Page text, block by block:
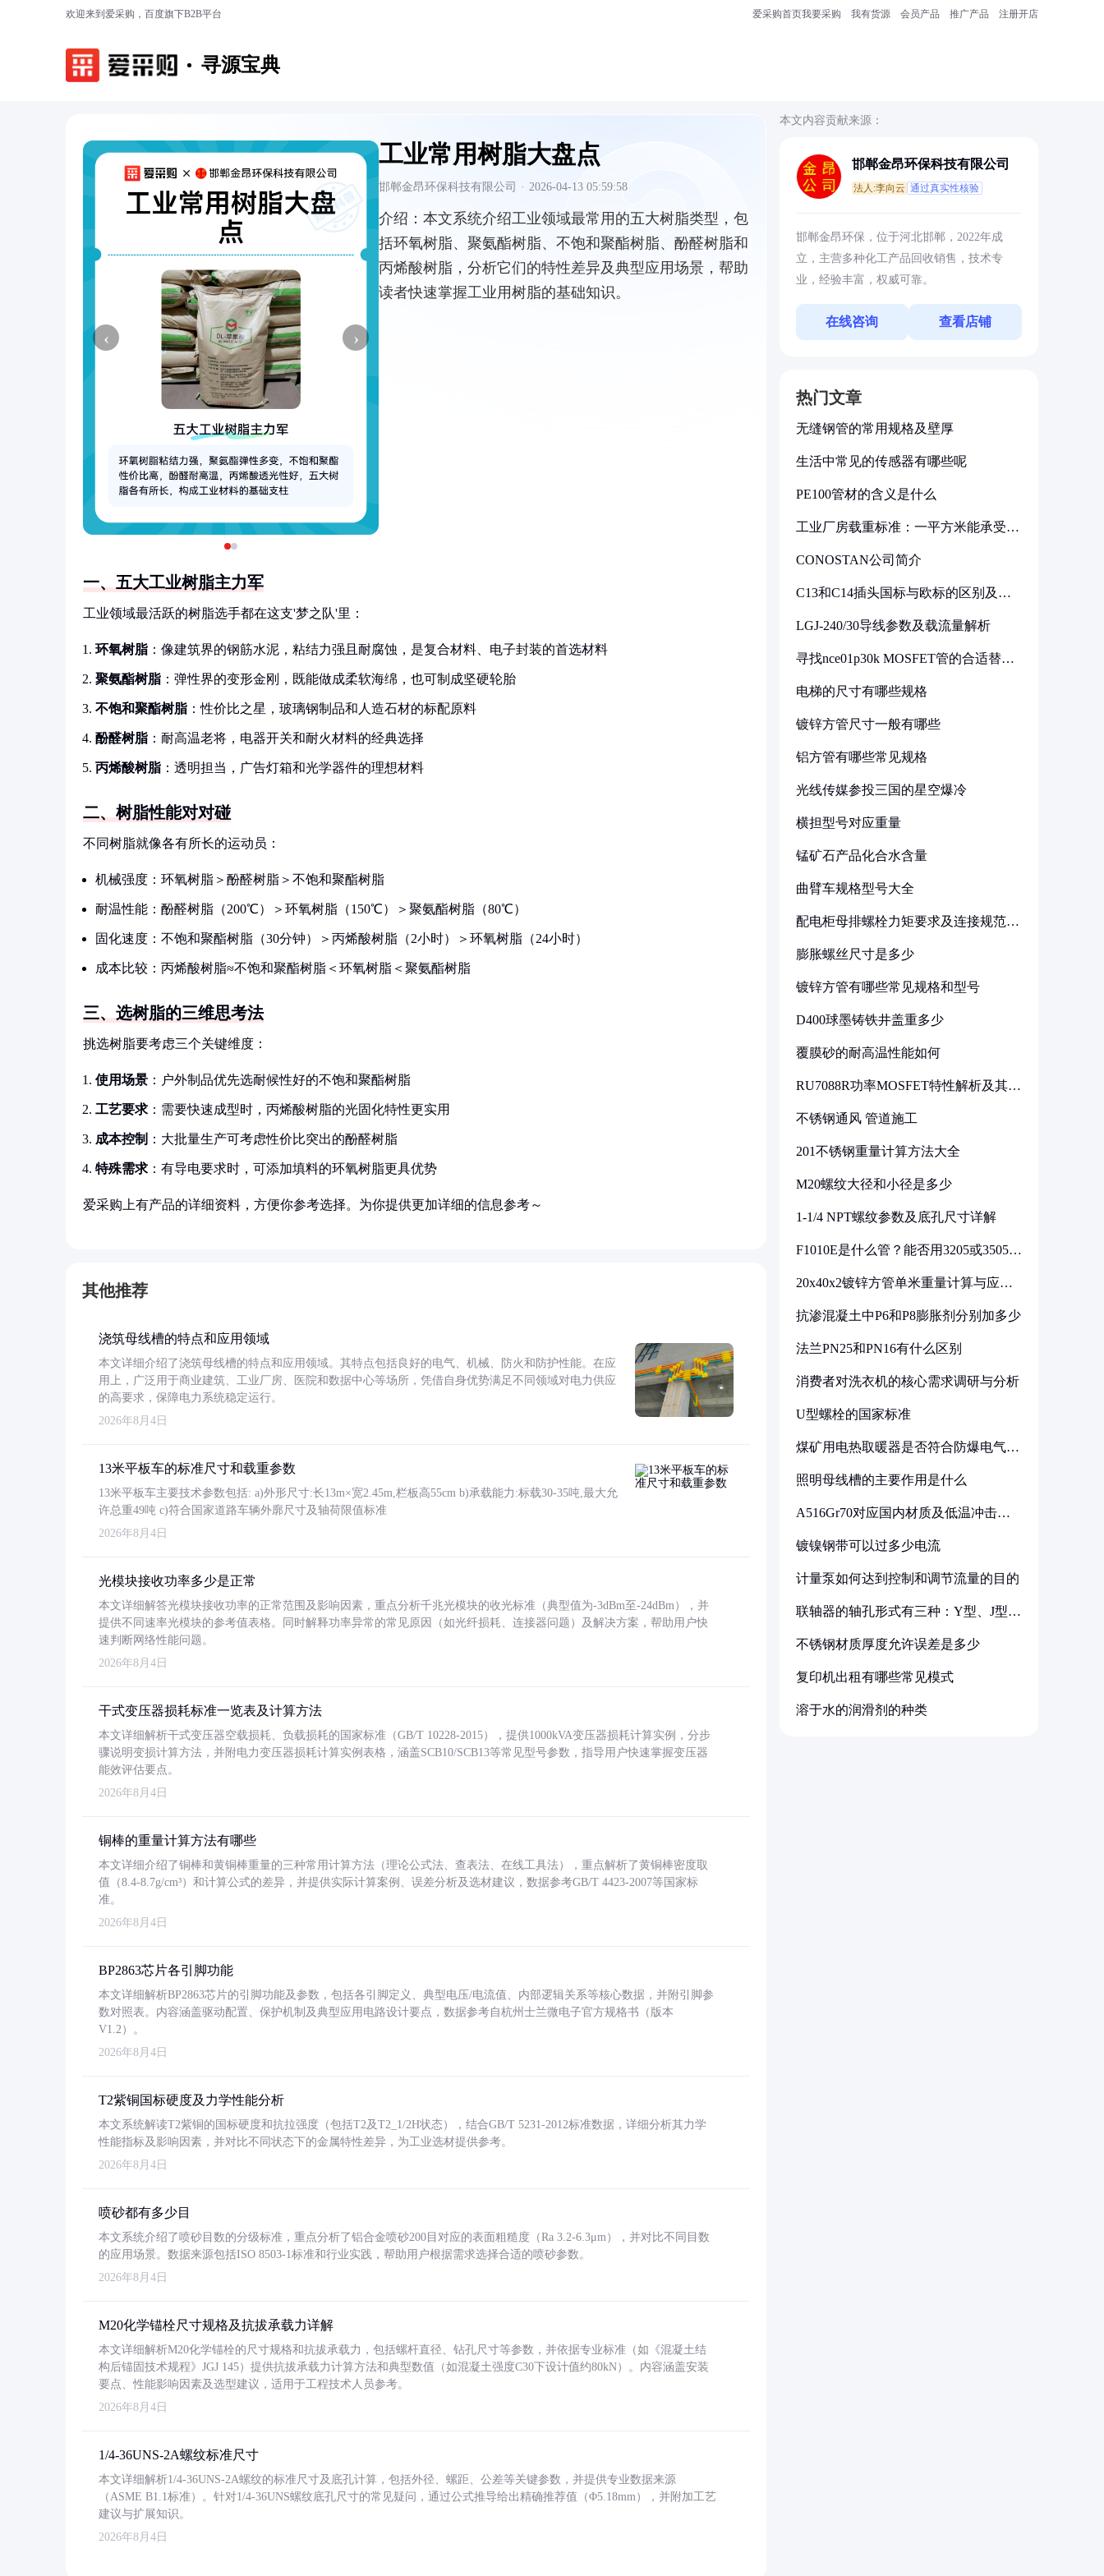
欢迎来到爱采购，百度旗下B2B平台 爱采购首页我要采购 我有货源 会员产品 推广产品 注册开店
寻源宝典
‹ ›
工业常用树脂大盘点
邯郸金昂环保科技有限公司 · 2026-04-13 05:59:58
介绍： 本文系统介绍工业领域最常用的五大树脂类型，包
括环氧树脂、聚氨酯树脂、不饱和聚酯树脂、酚醛树脂和
丙烯酸树脂，分析它们的特性差异及典型应用场景，帮助
读者快速掌握工业用树脂的基础知识。
一、五大工业树脂主力军
工业领域最活跃的树脂选手都在这支'梦之队'里：
环氧树脂 ：像建筑界的钢筋水泥，粘结力强且耐腐蚀，是复合材料、电子封装的首选材料
聚氨酯树脂 ：弹性界的变形金刚，既能做成柔软海绵，也可制成坚硬轮胎
不饱和聚酯树脂 ：性价比之星，玻璃钢制品和人造石材的标配原料
酚醛树脂 ：耐高温老将，电器开关和耐火材料的经典选择
丙烯酸树脂 ：透明担当，广告灯箱和光学器件的理想材料
二、树脂性能对对碰
不同树脂就像各有所长的运动员：
机械强度：环氧树脂＞酚醛树脂＞不饱和聚酯树脂
耐温性能：酚醛树脂（200℃）＞环氧树脂（150℃）＞聚氨酯树脂（80℃）
固化速度：不饱和聚酯树脂（30分钟）＞丙烯酸树脂（2小时）＞环氧树脂（24小时）
成本比较：丙烯酸树脂≈不饱和聚酯树脂＜环氧树脂＜聚氨酯树脂
三、选树脂的三维思考法
挑选树脂要考虑三个关键维度：
使用场景 ：户外制品优先选耐候性好的不饱和聚酯树脂
工艺要求 ：需要快速成型时，丙烯酸树脂的光固化特性更实用
成本控制 ：大批量生产可考虑性价比突出的酚醛树脂
特殊需求 ：有导电要求时，可添加填料的环氧树脂更具优势
爱采购上有产品的详细资料，方便你参考选择。为你提供更加详细的信息参考～
其他推荐
浇筑母线槽的特点和应用领域
本文详细介绍了浇筑母线槽的特点和应用领域。其特点包括良好的电气、机械、防火和防护性能。在应
用上，广泛用于商业建筑、工业厂房、医院和数据中心等场所，凭借自身优势满足不同领域对电力供应
的高要求，保障电力系统稳定运行。
2026年8月4日
13米平板车的标准尺寸和载重参数
13米平板车主要技术参数包括: a)外形尺寸:长13m×宽2.45m,栏板高55cm b)承载能力:标载30-35吨,最大允
许总重49吨 c)符合国家道路车辆外廓尺寸及轴荷限值标准
2026年8月4日
光模块接收功率多少是正常
本文详细解答光模块接收功率的正常范围及影响因素，重点分析千兆光模块的收光标准（典型值为-3dBm至-24dBm），并
提供不同速率光模块的参考值表格。同时解释功率异常的常见原因（如光纤损耗、连接器问题）及解决方案，帮助用户快
速判断网络性能问题。
2026年8月4日
干式变压器损耗标准一览表及计算方法
本文详细解析干式变压器空载损耗、负载损耗的国家标准（GB/T 10228-2015），提供1000kVA变压器损耗计算实例，分步
骤说明变损计算方法，并附电力变压器损耗计算实例表格，涵盖SCB10/SCB13等常见型号参数，指导用户快速掌握变压器
能效评估要点。
2026年8月4日
铜棒的重量计算方法有哪些
本文详细介绍了铜棒和黄铜棒重量的三种常用计算方法（理论公式法、查表法、在线工具法），重点解析了黄铜棒密度取
值（8.4-8.7g/cm³）和计算公式的差异，并提供实际计算案例、误差分析及选材建议，数据参考GB/T 4423-2007等国家标
准。
2026年8月4日
BP2863芯片各引脚功能
本文详细解析BP2863芯片的引脚功能及参数，包括各引脚定义、典型电压/电流值、内部逻辑关系等核心数据，并附引脚参
数对照表。内容涵盖驱动配置、保护机制及典型应用电路设计要点，数据参考自杭州士兰微电子官方规格书（版本
V1.2）。
2026年8月4日
T2紫铜国标硬度及力学性能分析
本文系统解读T2紫铜的国标硬度和抗拉强度（包括T2及T2_1/2H状态），结合GB/T 5231-2012标准数据，详细分析其力学
性能指标及影响因素，并对比不同状态下的金属特性差异，为工业选材提供参考。
2026年8月4日
喷砂都有多少目
本文系统介绍了喷砂目数的分级标准，重点分析了铝合金喷砂200目对应的表面粗糙度（Ra 3.2-6.3μm），并对比不同目数
的应用场景。数据来源包括ISO 8503-1标准和行业实践，帮助用户根据需求选择合适的喷砂参数。
2026年8月4日
M20化学锚栓尺寸规格及抗拔承载力详解
本文详细解析M20化学锚栓的尺寸规格和抗拔承载力，包括螺杆直径、钻孔尺寸等参数，并依据专业标准（如《混凝土结
构后锚固技术规程》JGJ 145）提供抗拔承载力计算方法和典型数值（如混凝土强度C30下设计值约80kN）。内容涵盖安装
要点、性能影响因素及选型建议，适用于工程技术人员参考。
2026年8月4日
1/4-36UNS-2A螺纹标准尺寸
本文详细解析1/4-36UNS-2A螺纹的标准尺寸及底孔计算，包括外径、螺距、公差等关键参数，并提供专业数据来源
（ASME B1.1标准）。针对1/4-36UNS螺纹底孔尺寸的常见疑问，通过公式推导给出精确推荐值（Φ5.18mm），并附加工艺
建议与扩展知识。
2026年8月4日
本文内容贡献来源：
邯郸金昂环保科技有限公司
法人:李向云 通过真实性核验
邯郸金昂环保，位于河北邯郸，2022年成
立，主营多种化工产品回收销售，技术专
业，经验丰富，权威可靠。
在线咨询 查看店铺
热门文章
无缝钢管的常用规格及壁厚
生活中常见的传感器有哪些呢
PE100管材的含义是什么
工业厂房载重标准：一平方米能承受多
CONOSTAN公司简介
C13和C14插头国标与欧标的区别及其
LGJ-240/30导线参数及载流量解析
寻找nce01p30k MOSFET管的合适替代
电梯的尺寸有哪些规格
镀锌方管尺寸一般有哪些
铝方管有哪些常见规格
光线传媒参投三国的星空爆冷
横担型号对应重量
锰矿石产品化合水含量
曲臂车规格型号大全
配电柜母排螺栓力矩要求及连接规范详
膨胀螺丝尺寸是多少
镀锌方管有哪些常见规格和型号
D400球墨铸铁井盖重多少
覆膜砂的耐高温性能如何
RU7088R功率MOSFET特性解析及其在
不锈钢通风 管道施工
201不锈钢重量计算方法大全
M20螺纹大径和小径是多少
1-1/4 NPT螺纹参数及底孔尺寸详解
F1010E是什么管？能否用3205或3505代
20x40x2镀锌方管单米重量计算与应用
抗渗混凝土中P6和P8膨胀剂分别加多少
法兰PN25和PN16有什么区别
消费者对洗衣机的核心需求调研与分析
U型螺栓的国家标准
煤矿用电热取暖器是否符合防爆电气设
照明母线槽的主要作用是什么
A516Gr70对应国内材质及低温冲击要
镀镍钢带可以过多少电流
计量泵如何达到控制和调节流量的目的
联轴器的轴孔形式有三种：Y型、J型、
不锈钢材质厚度允许误差是多少
复印机出租有哪些常见模式
溶于水的润滑剂的种类